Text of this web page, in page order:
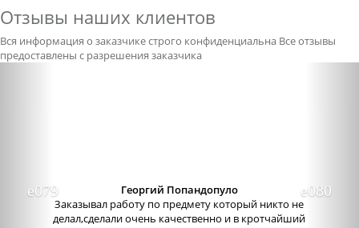
Отзывы наших клиентов
Вся информация о заказчике строго конфиденциальна Все отзывы
предоставлены с разрешения заказчика
Георгий Попандопуло
Заказывал работу по предмету который никто не
делал,сделали очень качественно и в кротчайший